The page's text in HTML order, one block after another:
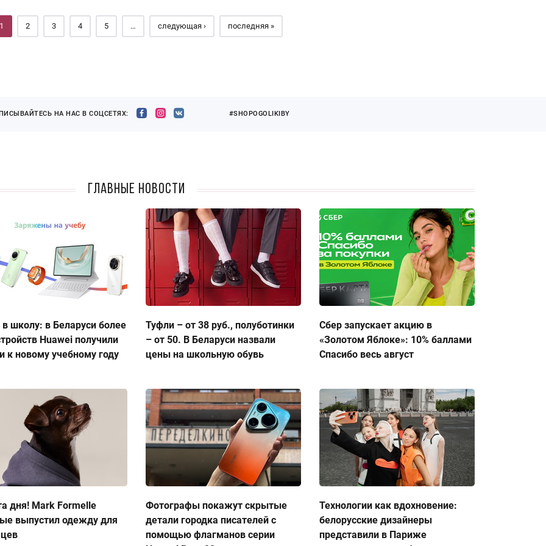
2 3 4 5 … следующая › последняя »
НА НАС В СОЦСЕТЯХ: #SHOPOGOLIKIBY
Главные новости
школу: в Беларуси более
Huawei получили
к новому учебному году
Туфли – от 38 руб., полуботинки
– от 50. В Беларуси назвали
цены на школьную обувь
Сбер запускает акцию в
«Золотом Яблоке»: 10% баллами
Спасибо весь август
дня! Mark Formelle
выпустил одежду для
Фотографы покажут скрытые
детали городка писателей с
помощью флагманов серии
Технологии как вдохновение:
белорусские дизайнеры
представили в Париже